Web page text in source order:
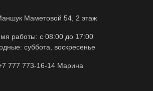
Маметовой 54, 2 этаж
работы: с 08:00 до 17:00
суббота, воскресенье
777 773-16-14 Марина